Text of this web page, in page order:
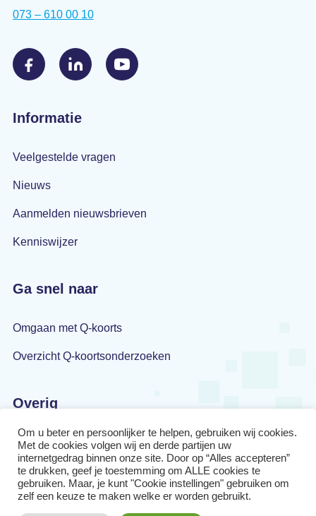
073 – 610 00 10
Informatie
Veelgestelde vragen
Nieuws
Aanmelden nieuwsbrieven
Kenniswijzer
Ga snel naar
Omgaan met Q-koorts
Overzicht Q-koortsonderzoeken
Overig
Privacyverklaring
Disclaimer
Cookiebeleid
Om u beter en persoonlijker te helpen, gebruiken wij cookies.
Met de cookies volgen wij en derde partijen uw
internetgedrag binnen onze site. Door op “Alles accepteren”
te drukken, geef je toestemming om ALLE cookies te
gebruiken. Maar, je kunt "Cookie instellingen" gebruiken om
zelf een keuze te maken welke er worden gebruikt.